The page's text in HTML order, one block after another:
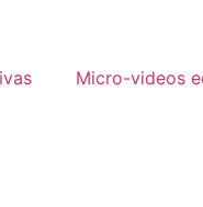
Micro-videos